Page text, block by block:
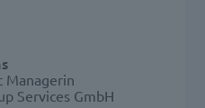
Managerin
Services GmbH